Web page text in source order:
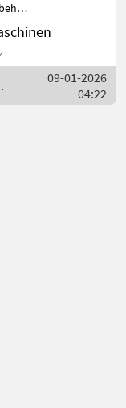
09-01-2026
04:22